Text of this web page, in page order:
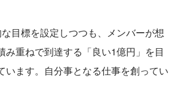
目標を設定しつつも、メンバーが想
み重ねで到達する「良い1億円」を目
います。自分事となる仕事を創ってい